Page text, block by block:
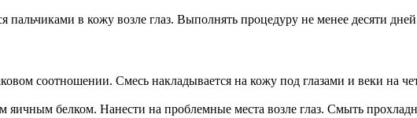
в кожу возле глаз. Выполнять процедуру не менее десяти
соотношении. Смесь накладывается на кожу под глазами и веки на
белком. Нанести на проблемные места возле глаз. Смыть